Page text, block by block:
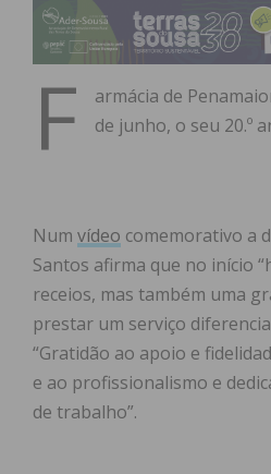
F
armácia de
de junho, o seu 20.º
Num vídeo comemorativo a
Santos afirma que no início
receios, mas também uma
prestar um serviço
“Gratidão ao apoio e
e ao profissionalismo e
de trabalho”.